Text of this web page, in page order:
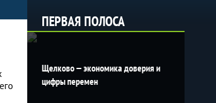
ПЕРВАЯ ПОЛОСА
Щелково — экономика доверия и
цифры перемен